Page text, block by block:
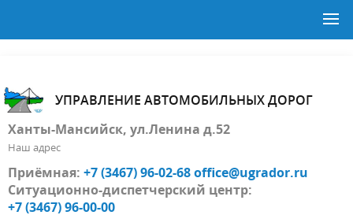
УПРАВЛЕНИЕ АВТОМОБИЛЬНЫХ ДОРОГ
Ханты-Мансийск, ул.Ленина д.52
Наш адрес
Приёмная: +7 (3467) 96-02-68office@ugrador.ru
Ситуационно-диспетчерский центр:
+7 (3467) 96-00-00